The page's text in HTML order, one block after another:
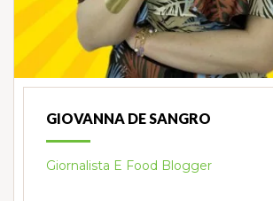
GIOVANNA DE SANGRO
Giornalista E Food Blogger